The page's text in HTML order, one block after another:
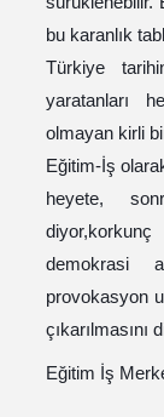
bu karanlık
Türkiye
yaratanları
olmayan kirli
Eğitim-İş
heyete,
diyor,korkunç
demokrasi
provokasyon
çıkarılmasını
Eğitim İş